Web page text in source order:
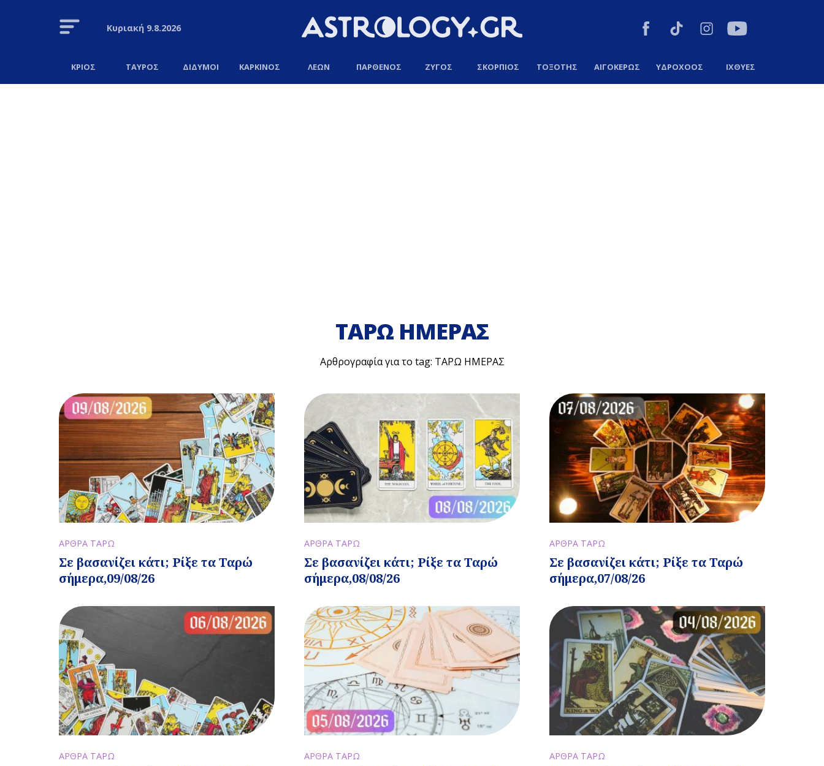
Κυριακή9.8.2026
ΚΡΙΟΣ ΤΑΥΡΟΣ ΔΙΔΥΜΟΙ ΚΑΡΚΙΝΟΣ ΛΕΩΝ ΠΑΡΘΕΝΟΣ ΖΥΓΟΣ ΣΚΟΡΠΙΟΣ ΤΟΞΟΤΗΣ ΑΙΓΟΚΕΡΩΣ ΥΔΡΟΧΟΟΣ ΙΧΘΥΕΣ
ΤΑΡΩ ΗΜΕΡΑΣ
Αρθρογραφία για το tag: ΤΑΡΩ ΗΜΕΡΑΣ
ΑΡΘΡΑ ΤΑΡΩ
Σε βασανίζει κάτι; Ρίξε τα Ταρώ
σήμερα,09/08/26
ΑΡΘΡΑ ΤΑΡΩ
Σε βασανίζει κάτι; Ρίξε τα Ταρώ
σήμερα,08/08/26
ΑΡΘΡΑ ΤΑΡΩ
Σε βασανίζει κάτι; Ρίξε τα Ταρώ
σήμερα,07/08/26
ΑΡΘΡΑ ΤΑΡΩ ΑΡΘΡΑ ΤΑΡΩ ΑΡΘΡΑ ΤΑΡΩ